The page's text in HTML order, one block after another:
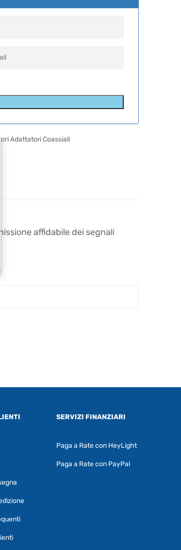
Adattatori Coassiali
affidabile dei segnali
SERVIZI FINANZIARI
Paga a Rate con HeyLight
Paga a Rate con PayPal
RF Assist
chiedermi informazioni generali o
su certi prodotti.